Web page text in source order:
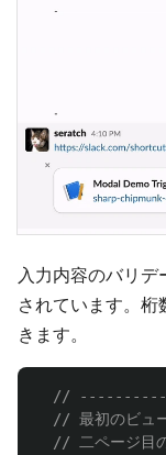
入力内容のバリ
されています。
きます。
//
// 最初のビュ
// 二ページ目